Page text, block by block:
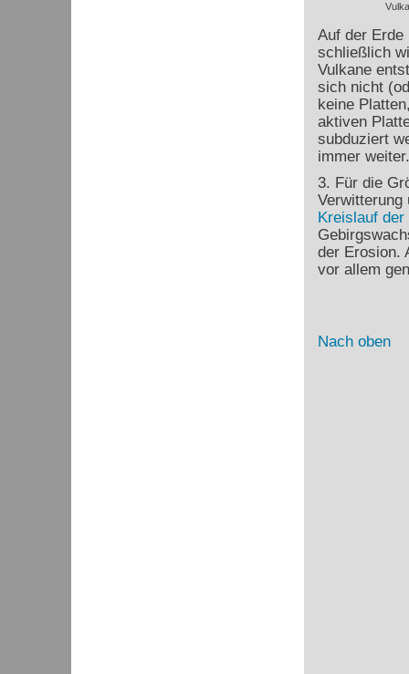
Auf der Erde
schließlich
Vulkane
sich nicht
keine
aktiven
subduziert
immer weiter.
3. Für die
Verwitterung
Kreislauf der
der Erosion.
vor allem
Nach oben